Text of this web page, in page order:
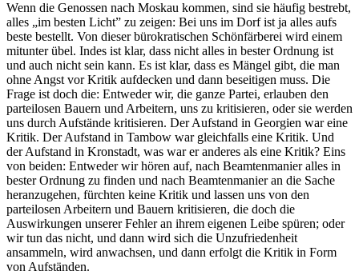
Wenn die Genossen nach Moskau kommen, sind sie häufig bestrebt,
alles „im besten Licht” zu zeigen: Bei uns im Dorf ist ja alles aufs
beste bestellt. Von dieser bürokratischen Schönfärberei wird einem
mitunter übel. Indes ist klar, dass nicht alles in bester Ordnung ist
und auch nicht sein kann. Es ist klar, dass es Mängel gibt, die man
ohne Angst vor Kritik aufdecken und dann beseitigen muss. Die
Frage ist doch die: Entweder wir, die ganze Partei, erlauben den
parteilosen Bauern und Arbeitern, uns zu kritisieren, oder sie werden
uns durch Aufstände kritisieren. Der Aufstand in Georgien war eine
Kritik. Der Aufstand in Tambow war gleichfalls eine Kritik. Und
der Aufstand in Kronstadt, was war er anderes als eine Kritik? Eins
von beiden: Entweder wir hören auf, nach Beamtenmanier alles in
bester Ordnung zu finden und nach Beamtenmanier an die Sache
heranzugehen, fürchten keine Kritik und lassen uns von den
parteilosen Arbeitern und Bauern kritisieren, die doch die
Auswirkungen unserer Fehler an ihrem eigenen Leibe spüren; oder
wir tun das nicht, und dann wird sich die Unzufriedenheit
ansammeln, wird anwachsen, und dann erfolgt die Kritik in Form
von Aufständen.